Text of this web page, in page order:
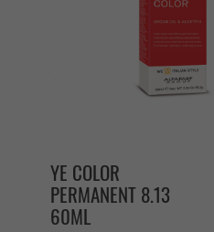
YE COLOR
PERMANENT 8.13
60ML